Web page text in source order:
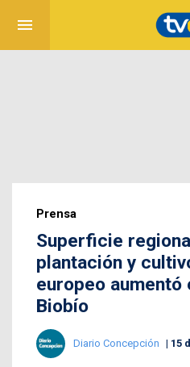
menu
Prensa
Superficie
plantación y
europeo aumentó
Biobío
Diario Concepción 15